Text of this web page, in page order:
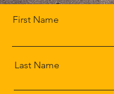
First Name
Last Name